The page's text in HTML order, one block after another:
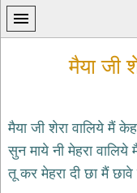
प्रथम
पन्ना
मैया जी
मैया जी शेरा वालिये मैं
सुन माये नी मेहरा
तू कर मेहरा दी छा मैं